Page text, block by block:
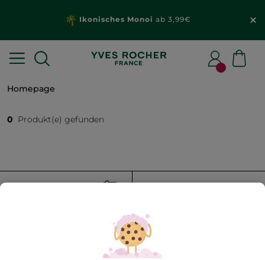
Ikonisches Monoi ab 3,99€
Homepage
0 Produkt(e) gefunden
FILTER SORTIEREN NACH